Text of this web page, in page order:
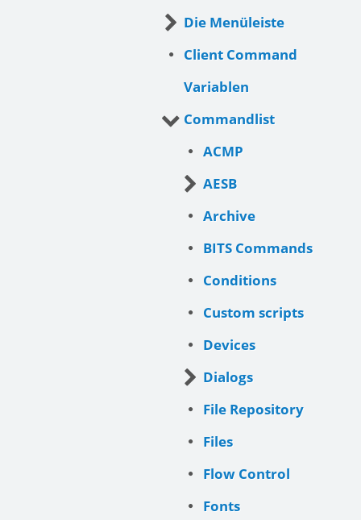
Die Menüleiste
Client Command
Variablen
Commandlist
ACMP
AESB
Archive
BITS Commands
Conditions
Custom scripts
Devices
Dialogs
File Repository
Files
Flow Control
Fonts